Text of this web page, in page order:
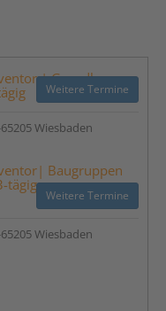
| Grundlagen
Weitere Termine
Wiesbaden
Baugruppen
tägig
Weitere Termine
Wiesbaden